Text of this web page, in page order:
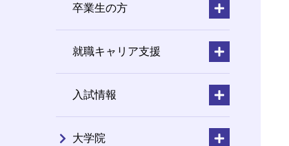
卒業生の方
就職キャリア支援
入試情報
大学院